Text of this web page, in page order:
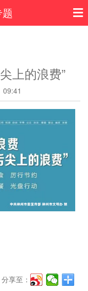
上的浪费”
分享至：